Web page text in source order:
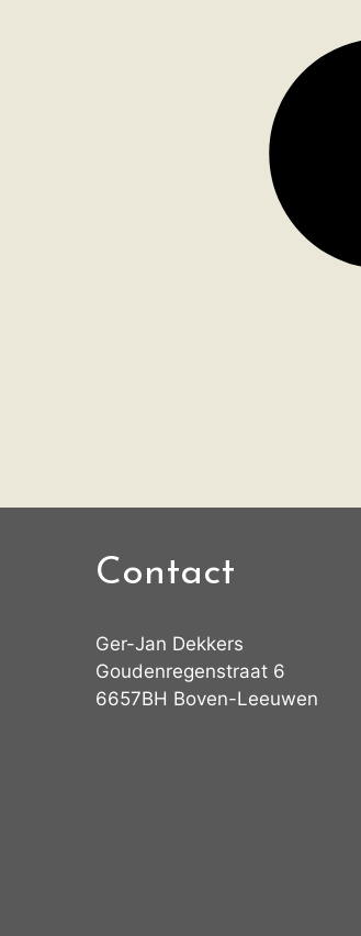
Contact
Ger-Jan Dekkers
Goudenregenstraat 6
6657BH Boven-Leeuwen